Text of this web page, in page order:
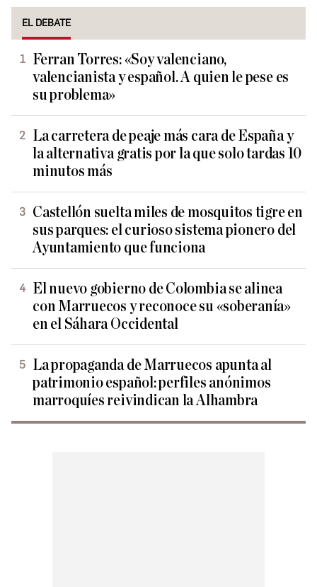
EL DEBATE
Ferran Torres: «Soy valenciano,
valencianista y español. A quien le pese es
su problema»
La carretera de peaje más cara de España y
la alternativa gratis por la que solo tardas 10
minutos más
Castellón suelta miles de mosquitos tigre en
sus parques: el curioso sistema pionero del
Ayuntamiento que funciona
El nuevo gobierno de Colombia se alinea
con Marruecos y reconoce su «soberanía»
en el Sáhara Occidental
La propaganda de Marruecos apunta al
patrimonio español: perfiles anónimos
marroquíes reivindican la Alhambra